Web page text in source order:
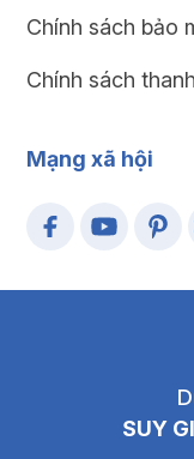
Chính sách bảo
Chính sách
Mạng xã hội
SUY